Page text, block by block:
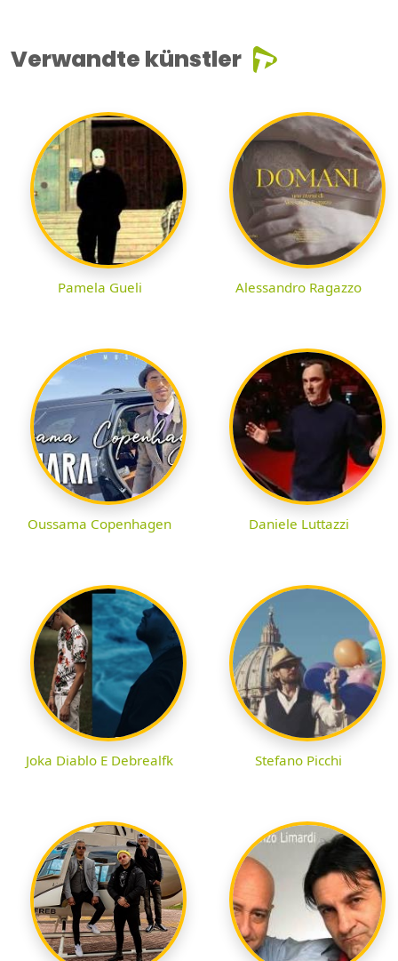
Verwandte künstler
Pamela Gueli Alessandro Ragazzo
Oussama Copenhagen Daniele Luttazzi
Joka Diablo E Debrealfk Stefano Picchi